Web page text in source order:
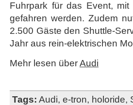
Fuhrpark für das Event,
gefahren werden. Zudem
2.500 Gäste den Shuttle-
Jahr aus rein-elektrischen
Mehr lesen überAudi
Tags: Audi, e-tron, holoride,